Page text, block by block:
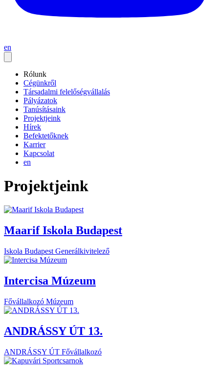
en
Rólunk
Cégünkről
Társadalmi felelőségvállalás
Pályázatok
Tanúsításaink
Projektjeink
Hírek
Befektetőknek
Karrier
Kapcsolat
en
Projektjeink
Maarif Iskola Budapest
Iskola Budapest Generálkivitelező
Intercisa Múzeum
Fővállalkozó Múzeum
ANDRÁSSY ÚT 13.
ANDRÁSSY ÚT Fővállalkozó